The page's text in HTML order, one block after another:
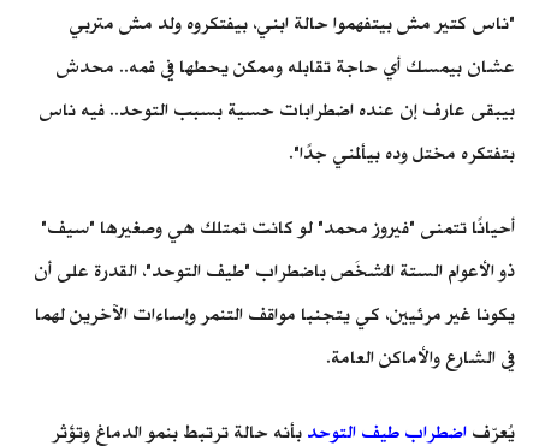
"ناس كتير مش بيتفهموا حالة ابني، بيفتكروه ولد مش متربي
عشان بيمسك أي حاجة تقابله وممكن يحطها في فمه.. محدش
بيبقى عارف إن عنده اضطرابات حسية بسبب التوحد.. فيه ناس
بتفتكره مختل وده بيألمني جدًا".
أحيانًا تتمنى "فيروز محمد" لو كانت تمتلك هي وصغيرها "سيف"
ذو الأعوام الستة المُشخَص باضطراب "طيف التوحد"، القدرة على أن
يكونا غير مرئيين، كي يتجنبا مواقف التنمر وإساءات الآخرين لهما
في الشارع والأماكن العامة.
يُعرّف اضطراب طيف التوحد بأنه حالة ترتبط بنمو الدماغ وتؤثر